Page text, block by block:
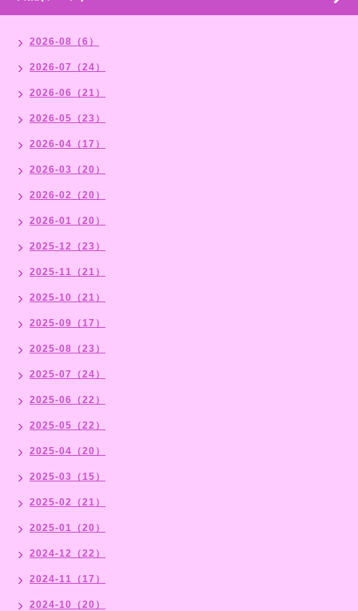
2026-08（6）
2026-07（24）
2026-06（21）
2026-05（23）
2026-04（17）
2026-03（20）
2026-02（20）
2026-01（20）
2025-12（23）
2025-11（21）
2025-10（21）
2025-09（17）
2025-08（23）
2025-07（24）
2025-06（22）
2025-05（22）
2025-04（20）
2025-03（15）
2025-02（21）
2025-01（20）
2024-12（22）
2024-11（17）
2024-10（20）